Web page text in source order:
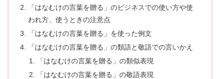
「はなむけの言葉を贈る」のビジネスでの使い方や使
われ方、使うときの注意点
「はなむけの言葉を贈る」を使った例文
「はなむけの言葉を贈る」の類語と敬語での言いかえ
「はなむけの言葉を贈る」の類似表現
「はなむけの言葉を贈る」の敬語表現